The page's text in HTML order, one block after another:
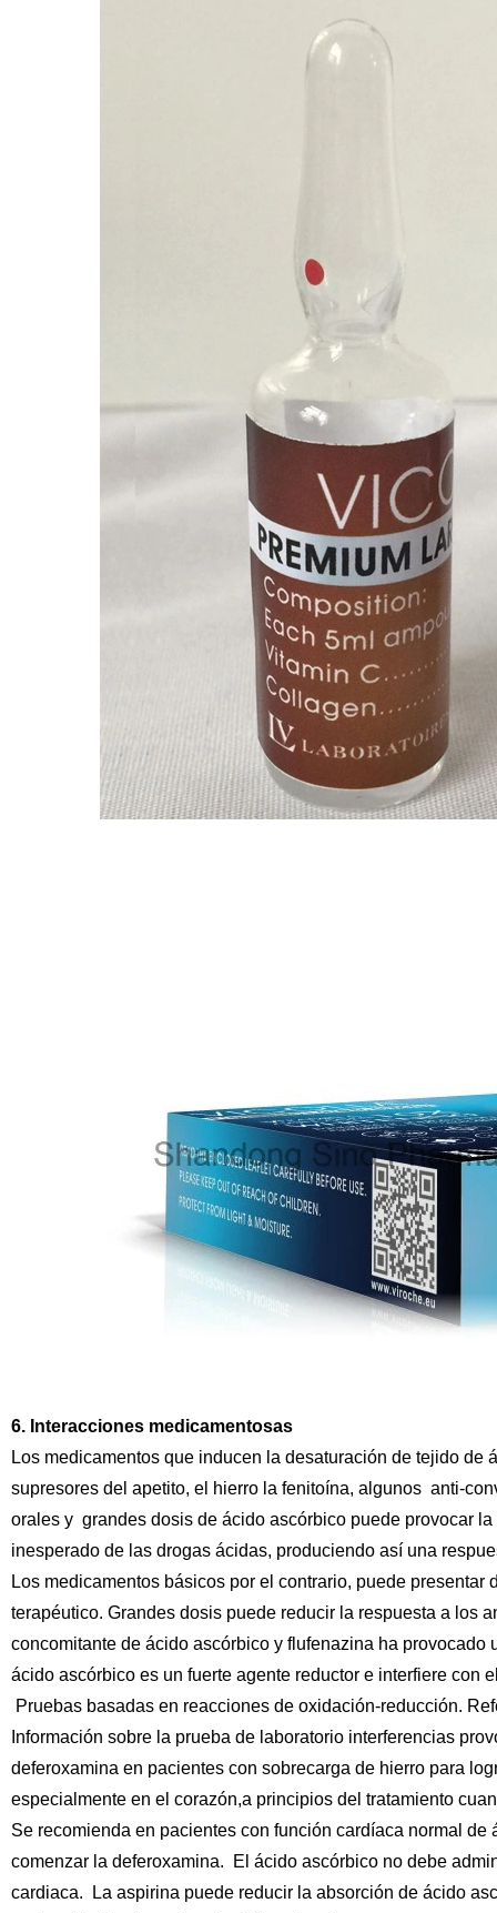
6. Interacciones medicamentosas
Los medicamentos que inducen la desaturación de tejido de
supresores del apetito, el hierro la fenitoína, algunos anti-
orales y grandes dosis de ácido ascórbico puede provocar
inesperado de las drogas ácidas, produciendo así una
Los medicamentos básicos por el contrario, puede
terapéutico. Grandes dosis puede reducir la respuesta a los
concomitante de ácido ascórbico yflufenazina ha provocado
ácido ascórbico es un fuerte agente reductor e interfiere con
Pruebas basadas en reacciones de oxidación-reducción.
Información sobre la prueba de laboratorio interferencias
deferoxamina en pacientes con sobrecarga de hierropara
especialmente en el corazón,a principios del tratamiento
Se recomienda en pacientes con función cardíaca normal de
comenzar la deferoxamina.
El ácido ascórbico no debe
cardiaca.
La aspirina puede reducir la absorción de ácido